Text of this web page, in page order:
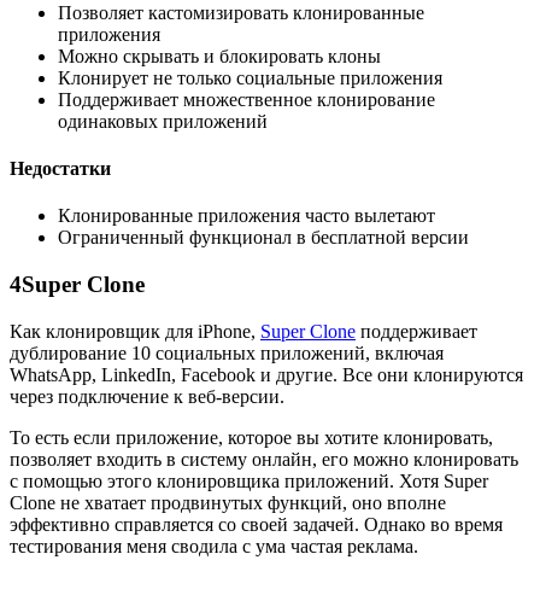
Позволяет кастомизировать клонированные
приложения
Можно скрывать и блокировать клоны
Клонирует не только социальные приложения
Поддерживает множественное клонирование
одинаковых приложений
Недостатки
Клонированные приложения часто вылетают
Ограниченный функционал в бесплатной версии
4Super Clone
Как клонировщик для iPhone, Super Clone поддерживает
дублирование 10 социальных приложений, включая
WhatsApp, LinkedIn, Facebook и другие. Все они клонируются
через подключение к веб-версии.
То есть если приложение, которое вы хотите клонировать,
позволяет входить в систему онлайн, его можно клонировать
с помощью этого клонировщика приложений. Хотя Super
Clone не хватает продвинутых функций, оно вполне
эффективно справляется со своей задачей. Однако во время
тестирования меня сводила с ума частая реклама.